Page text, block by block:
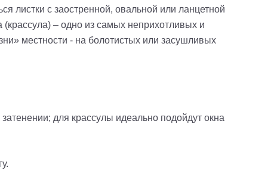
листки с заостренной, овальной или ланцетной
– одно из самых неприхотливых и
местности - на болотистых или засушливых
для крассулы идеально подойдут окна